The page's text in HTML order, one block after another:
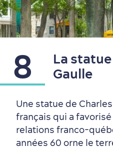
8
La
Gaulle
Une statue de
français qui a
relations franco-
années 60 orne le